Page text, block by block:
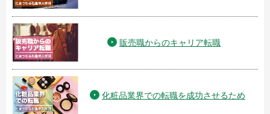
販売職からのキャリア転職
化粧品業界での転職を成功させるため